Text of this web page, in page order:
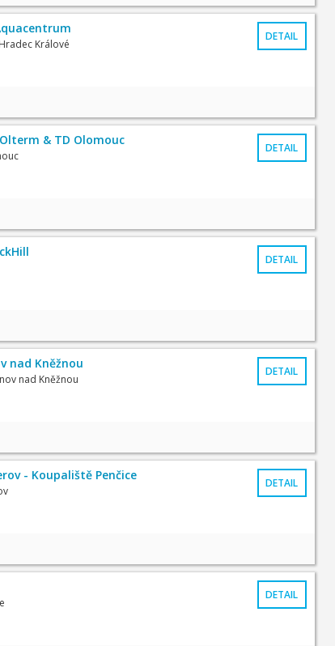
Králové
DETAIL
& TD Olomouc
DETAIL
DETAIL
nad Kněžnou
nad Kněžnou
DETAIL
- Koupaliště Penčice
DETAIL
DETAIL